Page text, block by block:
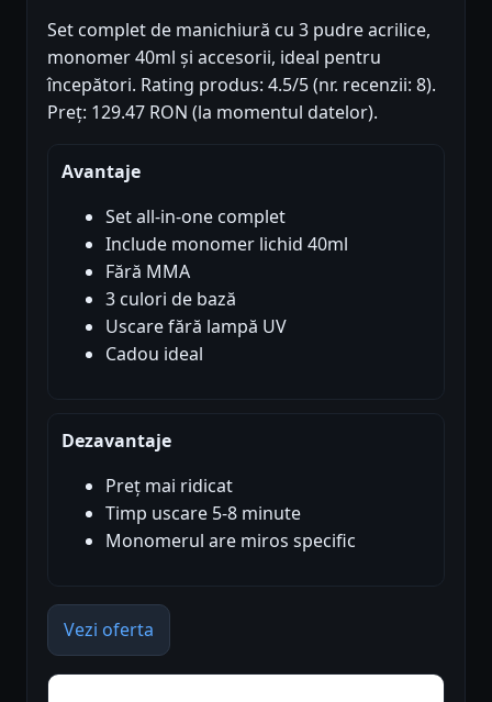
Set complet de manichiură cu 3 pudre acrilice,
monomer 40ml și accesorii, ideal pentru
începători. Rating produs: 4.5/5 (nr. recenzii: 8).
Preț: 129.47 RON (la momentul datelor).
Avantaje
Set all-in-one complet
Include monomer lichid 40ml
Fără MMA
3 culori de bază
Uscare fără lampă UV
Cadou ideal
Dezavantaje
Preț mai ridicat
Timp uscare 5-8 minute
Monomerul are miros specific
Vezi oferta